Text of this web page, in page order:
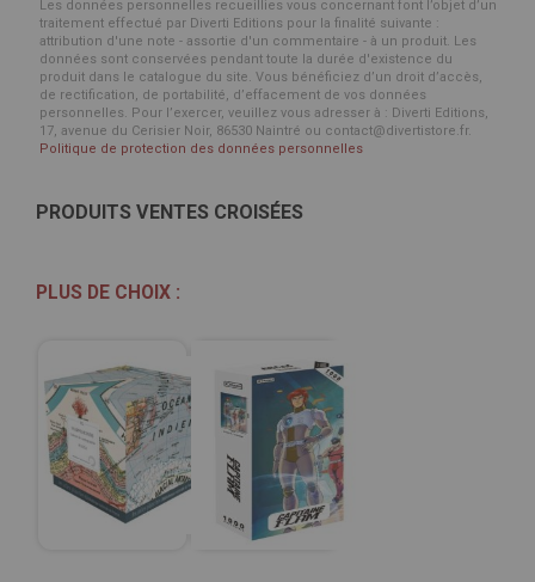
Les données personnelles recueillies vous concernant font l’objet d’un
traitement effectué par Diverti Editions pour la finalité suivante :
attribution d'une note - assortie d'un commentaire - à un produit. Les
données sont conservées pendant toute la durée d'existence du
produit dans le catalogue du site. Vous bénéficiez d’un droit d’accès,
de rectification, de portabilité, d’effacement de vos données
personnelles. Pour l’exercer, veuillez vous adresser à : Diverti Editions,
17, avenue du Cerisier Noir, 86530 Naintré ou contact@divertistore.fr.
Politique de protection des données personnelles
PRODUITS VENTES CROISÉES
PLUS DE CHOIX :